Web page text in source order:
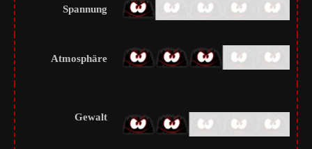
Spannung
Atmosphäre
Gewalt